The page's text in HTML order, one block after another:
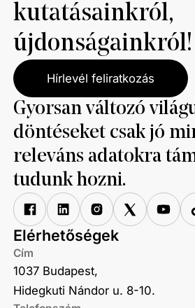
kutatásainkról,
újdonságainkról!
Hírlevél feliratkozás
Gyorsan változó
döntéseket csak jó
releváns adatokra
tudunk hozni.
Elérhetőségek
Cím
1037 Budapest,
Hidegkuti Nándor u. 8-10.